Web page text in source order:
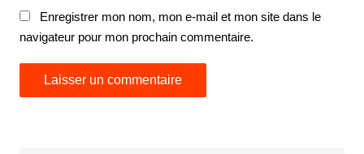
Enregistrer mon nom, mon e-mail et mon site dans le
navigateur pour mon prochain commentaire.